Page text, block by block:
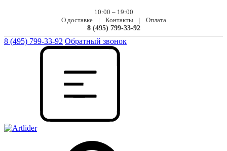
10:00 – 19:00
О доставке
| Контакты |
Оплата
8 (495) 799-33-92
8 (495) 799-33-92 Обратный звонок